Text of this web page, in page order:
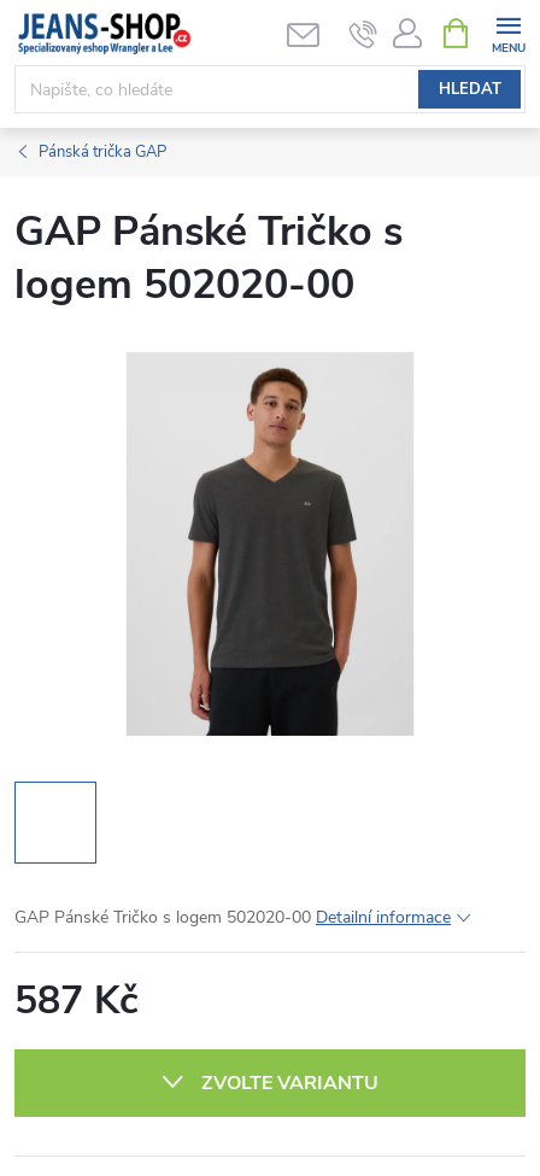
Přejít
obsah
HLEDAT
NÁKUPNÍ
KOŠÍK
Pánská trička GAP
GAP Pánské Tričko s
logem 502020-00
GAP Pánské Tričko s logem 502020-00 Detailní informace
587 Kč
ZVOLTE VARIANTU